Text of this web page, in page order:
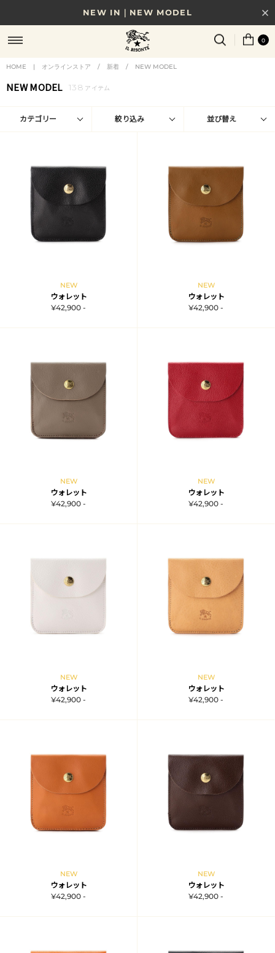
NEW IN｜NEW MODEL
8/17(月)10時まで｜税込11,000円以上で送料無料
贈る相手やシーンから選べる、新しいギフトガイド
NEW IN｜COLOR LEATHER
0
HOME | オンラインストア / 新着 / NEW MODEL
NEW MODEL 138 アイテム
カテゴリー 絞り込み 並び替え
NEW
ウォレット
¥42,900 -
NEW
ウォレット
¥42,900 -
NEW
ウォレット
¥42,900 -
NEW
ウォレット
¥42,900 -
NEW
ウォレット
¥42,900 -
NEW
ウォレット
¥42,900 -
NEW
ウォレット
¥42,900 -
NEW
ウォレット
¥42,900 -